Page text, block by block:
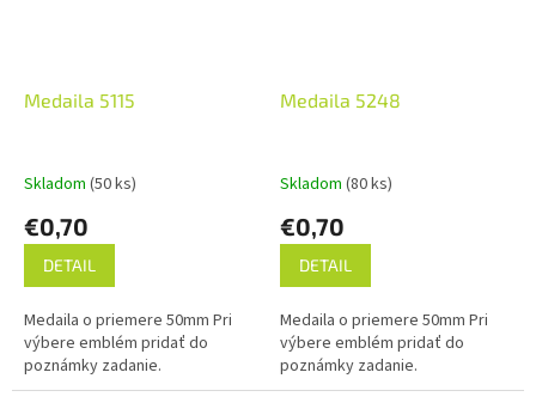
Medaila 5115
Skladom (50 ks)
€0,70
DETAIL
Medaila o priemere 50mm Pri
výbere emblém pridať do
poznámky zadanie.
Medaila 5248
Skladom (80 ks)
€0,70
DETAIL
Medaila o priemere 50mm Pri
výbere emblém pridať do
poznámky zadanie.